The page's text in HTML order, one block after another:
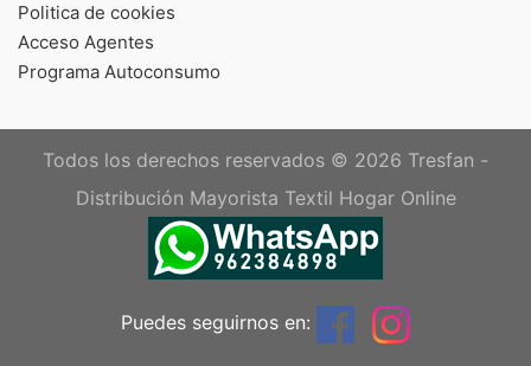
Politica de cookies
Acceso Agentes
Programa Autoconsumo
Todos los derechos reservados © 2026 Tresfan -
Distribución Mayorista Textil Hogar Online
Puedes seguirnos en: